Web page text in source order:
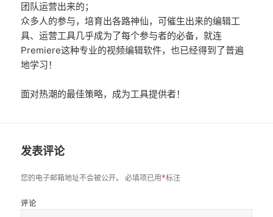
团队运营出来的；
众多人的参与，培育出各路神仙，可催生出来的编辑工
具、运营工具几乎成为了每个参与者的必备，就连
Premiere这种专业的视频编辑软件，也已经得到了普遍
地学习！
面对热潮的最佳策略，成为工具提供者！
发表评论
您的电子邮箱地址不会被公开。 必填项已用*标注
评论